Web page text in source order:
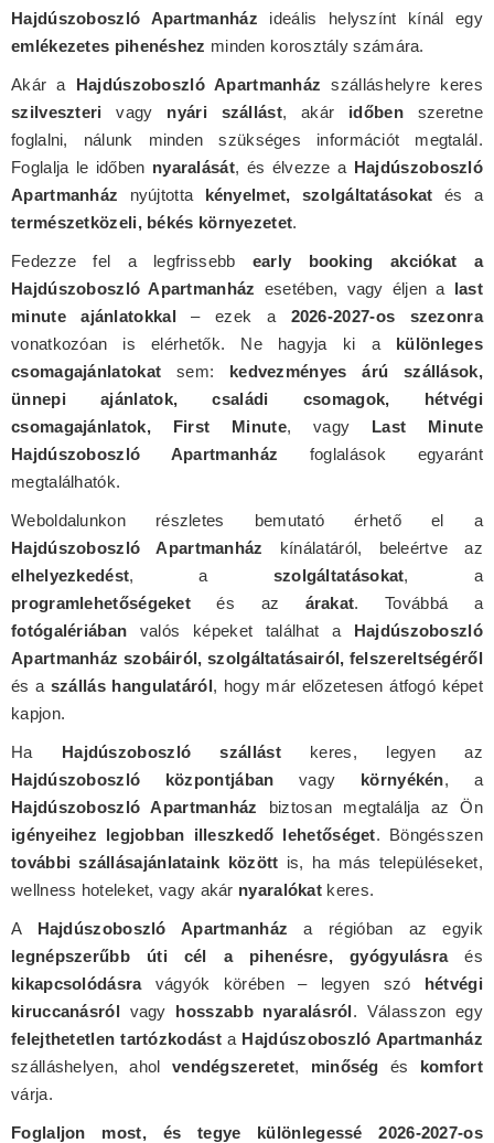
Hajdúszoboszló Apartmanház ideális helyszínt kínál egy
emlékezetes pihenéshez minden korosztály számára.
Akár a Hajdúszoboszló Apartmanház szálláshelyre keres
szilveszteri vagy nyári szállást, akár időbenszeretne
foglalni, nálunk minden szükséges információt megtalál.
Foglalja le időben nyaralását, és élvezze a Hajdúszoboszló
Apartmanház nyújtotta kényelmet, szolgáltatásokat és a
természetközeli, békés környezetet.
Fedezze fel a legfrissebb early booking akciókat a
Hajdúszoboszló Apartmanház esetében, vagy éljen a last
minute ajánlatokkal – ezek a 2026-2027-os szezonra
vonatkozóan is elérhetők. Ne hagyja ki a különleges
csomagajánlatokat sem: kedvezményes árú szállások,
ünnepi ajánlatok, családi csomagok, hétvégi
csomagajánlatok, First Minute, vagy Last Minute
Hajdúszoboszló Apartmanház foglalások egyaránt
megtalálhatók.
Weboldalunkon részletes bemutató érhető el a
Hajdúszoboszló Apartmanház kínálatáról, beleértve az
elhelyezkedést, a szolgáltatásokat, a
programlehetőségeket és az árakat. Továbbá a
fotógalériában valós képeket találhat a Hajdúszoboszló
Apartmanház szobáiról, szolgáltatásairól, felszereltségéről
és a szállás hangulatáról, hogy már előzetesen átfogó képet
kapjon.
Ha Hajdúszoboszló szállástkeres, legyen az
Hajdúszoboszló központjában vagy környékén, a
Hajdúszoboszló Apartmanház biztosan megtalálja az Ön
igényeihez legjobban illeszkedő lehetőséget. Böngésszen
további szállásajánlataink között is, ha más településeket,
wellness hoteleket, vagy akár nyaralókat keres.
A Hajdúszoboszló Apartmanház a régióban az egyik
legnépszerűbb úti cél a pihenésre, gyógyulásraés
kikapcsolódásravágyók körében – legyen szó hétvégi
kiruccanásról vagy hosszabb nyaralásról. Válasszon egy
felejthetetlen tartózkodásta Hajdúszoboszló Apartmanház
szálláshelyen, ahol vendégszeretet, minőség és komfort
várja.
Foglaljon most, és tegye különlegessé 2026-2027-os